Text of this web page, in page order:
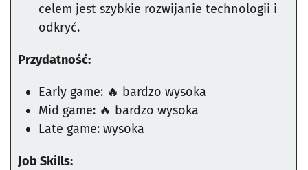
celem jest szybkie rozwijanie technologii i
odkryć.
Przydatność:
Early game: 🔥 bardzo wysoka
Mid game: 🔥 bardzo wysoka
Late game: wysoka
Job Skills: